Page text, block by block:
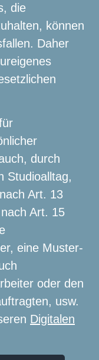
die
können
Daher
durch
Studioalltag,
Art. 13
Art. 15
eine Muster-
oder den
usw.
Digitalen